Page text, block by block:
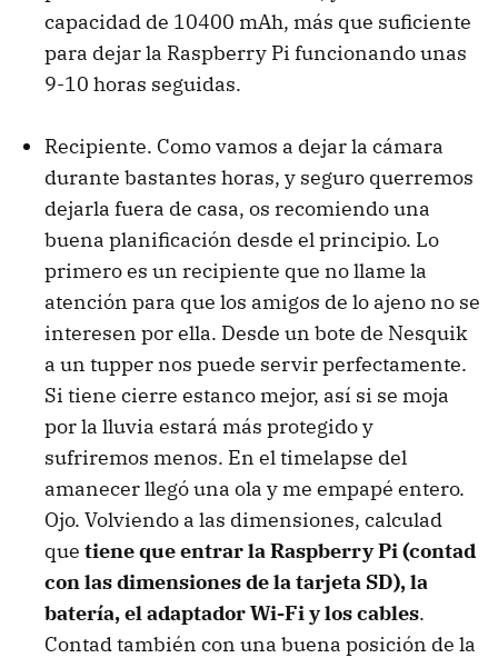
capacidad de 10400 mAh, más que suficiente
para dejar la Raspberry Pi funcionando unas
9-10 horas seguidas.
Recipiente. Como vamos a dejar la cámara
durante bastantes horas, y seguro querremos
dejarla fuera de casa, os recomiendo una
buena planificación desde el principio. Lo
primero es un recipiente que no llame la
atención para que los amigos de lo ajeno no se
interesen por ella. Desde un bote de Nesquik
a un tupper nos puede servir perfectamente.
Si tiene cierre estanco mejor, así si se moja
por la lluvia estará más protegido y
sufriremos menos. En el timelapse del
amanecer llegó una ola y me empapé entero.
Ojo. Volviendo a las dimensiones, calculad
que tiene que entrar la Raspberry Pi (contad
con las dimensiones de la tarjeta SD), la
batería, el adaptador Wi-Fi y los cables.
Contad también con una buena posición de la